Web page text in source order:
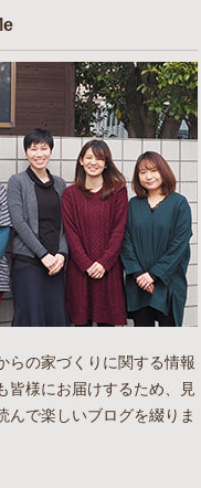
らの家づくりに関する情報
皆様にお届けするため、見
んで楽しいブログを綴りま